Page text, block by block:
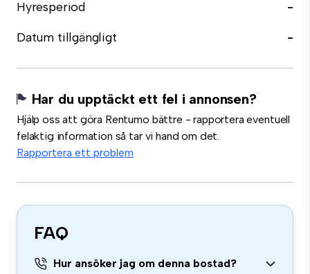
Hyresperiod
-
Datum tillgängligt
-
Har du upptäckt ett fel i annonsen?
Hjälp oss att göra Rentumo bättre - rapportera eventuell
felaktig information så tar vi hand om det.
Rapportera ett problem
FAQ
Hur ansöker jag om denna bostad?